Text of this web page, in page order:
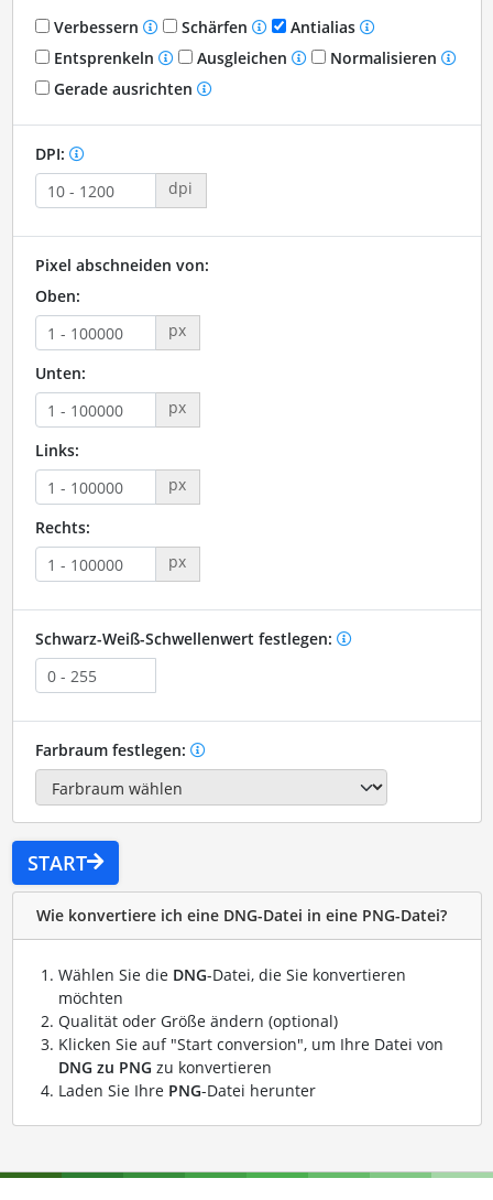
Verbessern Schärfen
Antialias
Entsprenkeln
Ausgleichen
Normalisieren
Gerade ausrichten
DPI:
dpi
Pixel abschneiden von:
Oben:
px
Unten:
px
Links:
px
Rechts:
px
Schwarz-Weiß-Schwellenwert festlegen:
Farbraum festlegen:
START
Wie konvertiere ich eine DNG-Datei in eine PNG-Datei?
Wählen Sie die DNG-Datei, die Sie konvertieren
möchten
Qualität oder Größe ändern (optional)
Klicken Sie auf "Start conversion", um Ihre Datei von
DNG zu PNG zu konvertieren
Laden Sie Ihre PNG-Datei herunter